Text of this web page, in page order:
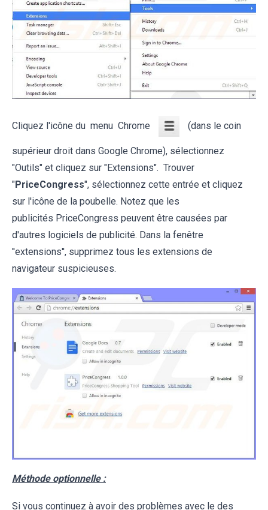
Cliquez l'icône du menu Chrome (dans le coin
supérieur droit dans Google Chrome), sélectionnez
"Outils" et cliquez sur "Extensions". Trouver
"PriceCongress", sélectionnez cette entrée et cliquez
sur l'icône de la poubelle. Notez que les
publicités PriceCongress peuvent être causées par
d'autres logiciels de publicité. Dans la fenêtre
''extensions'', supprimez tous les extensions de
navigateur suspicieuses.
Méthode optionnelle :
Si vous continuez à avoir des problèmes avec le des